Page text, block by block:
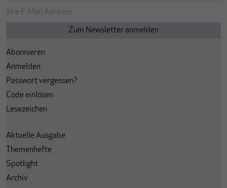
Abonnieren
Anmelden
Passwort vergessen?
Code einlösen
Lesezeichen
Aktuelle Ausgabe
Themenhefte
Spotlight
Archiv